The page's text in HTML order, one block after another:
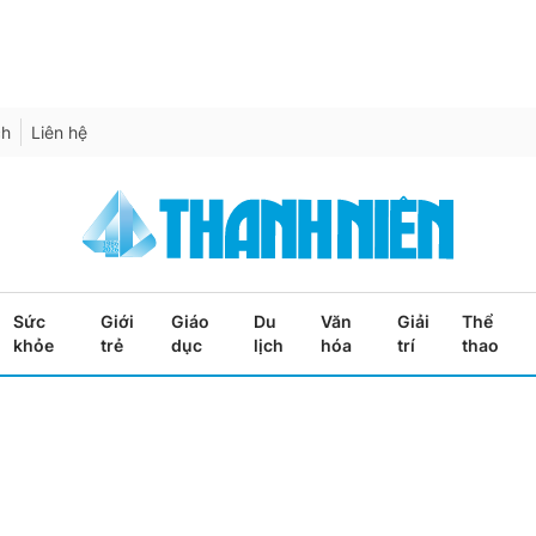
Liên hệ
Sức
khỏe
Giới
trẻ
Giáo
dục
Du
lịch
Văn
hóa
Giải
trí
Thể
thao